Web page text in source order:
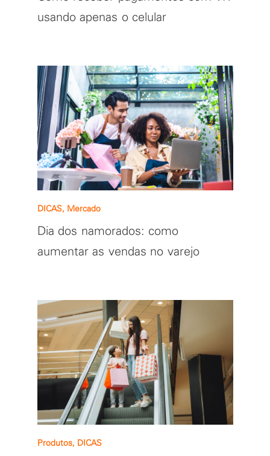
usando apenas o celular
DICAS, Mercado
Dia dos namorados: como
aumentar as vendas no varejo
Produtos, DICAS